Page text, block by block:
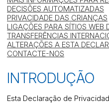
DECISÕES AUTOMATIZADAS
PRIVACIDADE DAS CRIANÇAS
LIGAÇÕES PARA SÍTIOS WEB
TRANSFERÊNCIAS
ALTERAÇÕES A ESTA
CONTACTE-NOS
INTRODUÇÃO
Esta Declaração de